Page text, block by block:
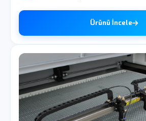
Ürünü İncele